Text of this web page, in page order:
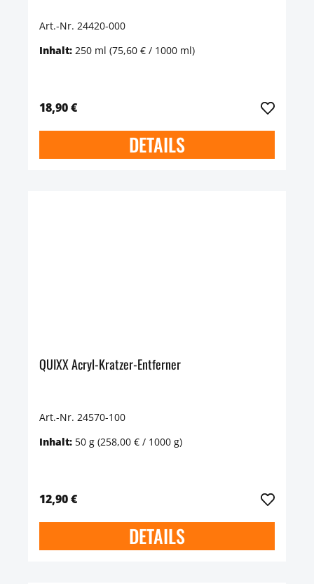
Art.-Nr. 24420-000
Inhalt: 250 ml (75,60 € / 1000 ml)
18,90 €
DETAILS
QUIXX Acryl-Kratzer-Entferner
Art.-Nr. 24570-100
Inhalt: 50 g (258,00 € / 1000 g)
12,90 €
DETAILS